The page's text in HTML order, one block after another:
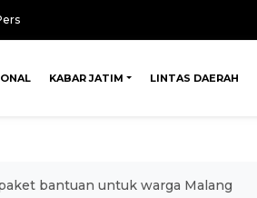
KABAR JATIM LINTAS DAERAH
bantuan untuk warga Malang